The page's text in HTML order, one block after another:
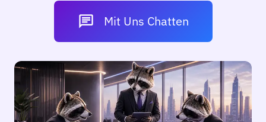
chat Mit Uns Chatten